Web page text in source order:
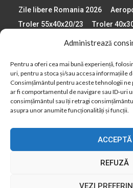
Administrează
Pentru a oferi cea mai bună experiență,
uri, pentru a stoca și/sau accesa informațiile
Consimțământul pentru aceste tehnologii ne
ar fi comportamentul de navigare sau ID-uri
consimțământul sau îți retragi
asupra unor anumite funcționalități și funcții.
ACCEPTĂ
REFUZĂ
VEZI
Zile libere Romania 2026
Troler 55x40x20/23
Troler
Paste 2026
Cele mai
Plaje din Europa
Asigurare de calatorie
Când
Calendar Formula 1 sezon
Despre AirlinesTravel.ro
Cookie Policy (AU)
Politică cookie-uri (Canada)
2012 - 2025 © Toate